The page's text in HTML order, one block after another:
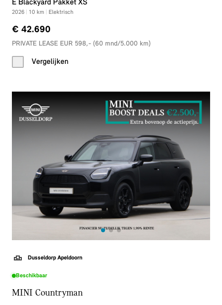
E Blackyard Pakket XS
2026 10 km Elektrisch
€ 42.690
PRIVATE LEASE EUR 598,- (60 mnd/5.000 km)
Vergelijken
Dusseldorp Apeldoorn
Beschikbaar
MINI Countryman